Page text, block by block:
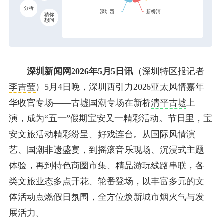
分析
猜你
想问
深圳新闻网2026年5月5日讯（深圳特区报记者
李吉莹）5月4日晚，深圳西引力2026亚太风情嘉年
华收官专场——古墟国潮专场在新桥清平古墟 上
演，成为“五一”假期宝安又一精彩活动。节日里，宝
安文旅活动精彩纷呈、好戏连台。从国际风情演
艺、国潮非遗盛宴，到摇滚音乐现场、沉浸式主题
体验，再到特色商圈市集、精品游玩线路串联，各
类文旅业态多点开花、轮番登场，以丰富多元的文
体活动点燃假日氛围，全方位焕新城市烟火气与发
展活力。